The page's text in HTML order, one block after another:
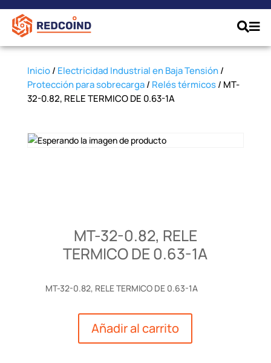
Inicio/ Electricidad Industrial en Baja Tensión/
Protección para sobrecarga/ Relés térmicos/ MT-
32-0.82, RELE TERMICO DE 0.63-1A
MT-32-0.82, RELE
TERMICO DE 0.63-1A
MT-32-0.82, RELE TERMICO DE 0.63-1A
Añadir al carrito